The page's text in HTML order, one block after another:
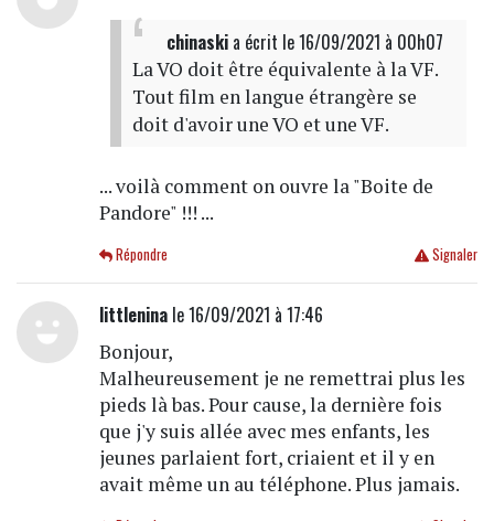
chinaskia écrit le 16/09/2021 à 00h07
La VO doit être équivalente à la VF.
Tout film en langue étrangère se
doit d'avoir une VO et une VF.
... voilà comment on ouvre la "Boite de
Pandore" !!! ...
Signaler
Répondre
littleninale 16/09/2021 à 17:46
Bonjour,
Malheureusement je ne remettrai plus les
pieds là bas. Pour cause, la dernière fois
que j'y suis allée avec mes enfants, les
jeunes parlaient fort, criaient et il y en
avait même un au téléphone. Plus jamais.